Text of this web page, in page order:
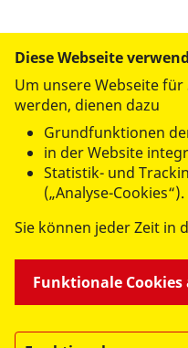
UNSERE
Hilfen zur
Fahrservice
Kurse
Diese Webseite
Um unsere Webseite
werden, dienen dazu
Grundfunktionen
in der Website
Statistik- und
(„Analyse-Cookies“).
Sie können jeder Zeit in
Funktionale Cookies